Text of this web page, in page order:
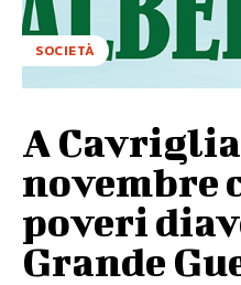
SOCIETÀ
A
novembre
poveri
Grande